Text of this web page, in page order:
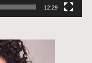
12:29